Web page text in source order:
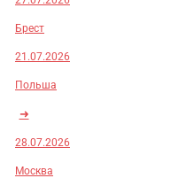
Брест
21.07.2026
Польша
➜
28.07.2026
Москва